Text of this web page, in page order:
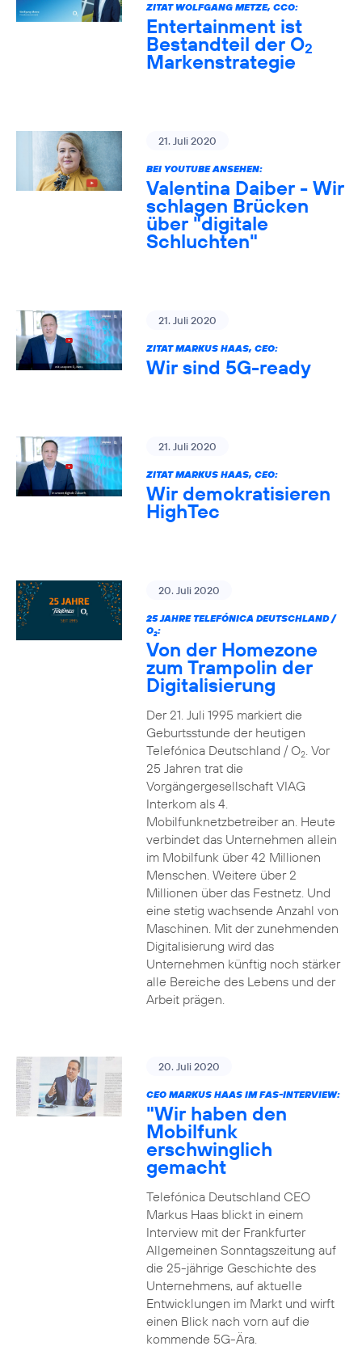
ZITAT WOLFGANG METZE, CCO:
Entertainment ist
Bestandteil der O2
Markenstrategie
21. Juli 2020
BEI YOUTUBE ANSEHEN:
Valentina Daiber - Wir
schlagen Brücken
über "digitale
Schluchten"
21. Juli 2020
ZITAT MARKUS HAAS, CEO:
Wir sind 5G-ready
21. Juli 2020
ZITAT MARKUS HAAS, CEO:
Wir demokratisieren
HighTec
20. Juli 2020
25 JAHRE TELEFÓNICA DEUTSCHLAND /
O2:
Von der Homezone
zum Trampolin der
Digitalisierung
Der 21. Juli 1995 markiert die
Geburtsstunde der heutigen
Telefónica Deutschland / O2. Vor
25 Jahren trat die
Vorgängergesellschaft VIAG
Interkom als 4.
Mobilfunknetzbetreiber an. Heute
verbindet das Unternehmen allein
im Mobilfunk über 42 Millionen
Menschen. Weitere über 2
Millionen über das Festnetz. Und
eine stetig wachsende Anzahl von
Maschinen. Mit der zunehmenden
Digitalisierung wird das
Unternehmen künftig noch stärker
alle Bereiche des Lebens und der
Arbeit prägen.
20. Juli 2020
CEO MARKUS HAAS IM FAS-INTERVIEW:
"Wir haben den
Mobilfunk
erschwinglich
gemacht
Telefónica Deutschland CEO
Markus Haas blickt in einem
Interview mit der Frankfurter
Allgemeinen Sonntagszeitung auf
die 25-jährige Geschichte des
Unternehmens, auf aktuelle
Entwicklungen im Markt und wirft
einen Blick nach vorn auf die
kommende 5G-Ära.